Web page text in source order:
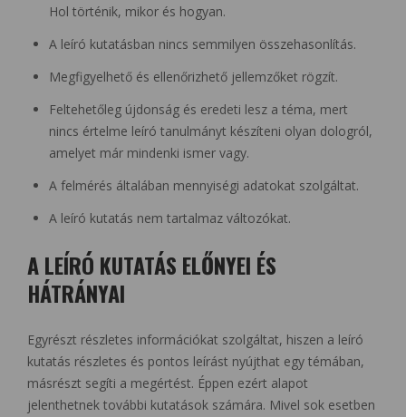
Hol történik, mikor és hogyan.
A leíró kutatásban nincs semmilyen összehasonlítás.
Megfigyelhető és ellenőrizhető jellemzőket rögzít.
Feltehetőleg újdonság és eredeti lesz a téma, mert
nincs értelme leíró tanulmányt készíteni olyan dologról,
amelyet már mindenki ismer vagy.
A felmérés általában mennyiségi adatokat szolgáltat.
A leíró kutatás nem tartalmaz változókat.
A LEÍRÓ KUTATÁS ELŐNYEI ÉS
HÁTRÁNYAI
Egyrészt részletes információkat szolgáltat, hiszen a leíró
kutatás részletes és pontos leírást nyújthat egy témában,
másrészt segíti a megértést. Éppen ezért alapot
jelenthetnek további kutatások számára. Mivel sok esetben